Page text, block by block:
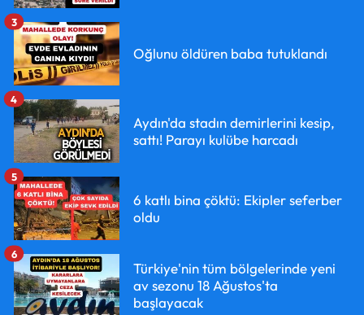
Oğlunu öldüren baba tutuklandı
3
Aydın'da stadın demirlerini kesip,
sattı! Parayı kulübe harcadı
4
6 katlı bina çöktü: Ekipler seferber
oldu
5
Türkiye'nin tüm bölgelerinde yeni
av sezonu 18 Ağustos'ta
başlayacak
6